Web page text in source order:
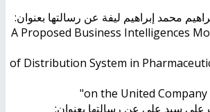
" A Proposed Business Intelligences
of Distribution System in
on the United Company